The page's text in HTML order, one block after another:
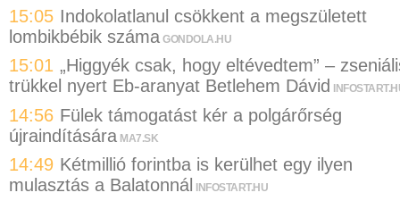
15:05 Indokolatlanul csökkent a megszületett
lombikbébik száma GONDOLA.HU
15:01 „Higgyék csak, hogy eltévedtem” –
trükkel nyert Eb-aranyat Betlehem Dávid
14:56 Fülek támogatást kér a polgárőrség
újraindítására MA7.SK
14:49 Kétmillió forintba is kerülhet egy ilyen
mulasztás a Balatonnál
INFOSTART.HU